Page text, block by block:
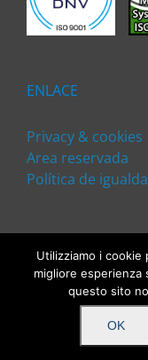
ENLACE
Privacy & cookies
Area reservada
Política de
©2019 Weteam S.r.l.
Tel: +39 06.92948381
Certificación ISO
Utilizziamo i
migliore esperienza
questo sito
OK